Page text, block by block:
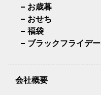
お歳暮
おせち
福袋
ブラックフライデー
会社概要